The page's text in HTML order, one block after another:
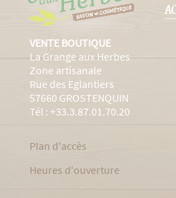
VENTE BOUTIQUE
La Grange aux Herbes
Zone artisanale
Rue des Eglantiers
57660 GROSTENQUIN
Tél : +33.3.87.01.70.20
Plan d'accès
Heures d'ouverture